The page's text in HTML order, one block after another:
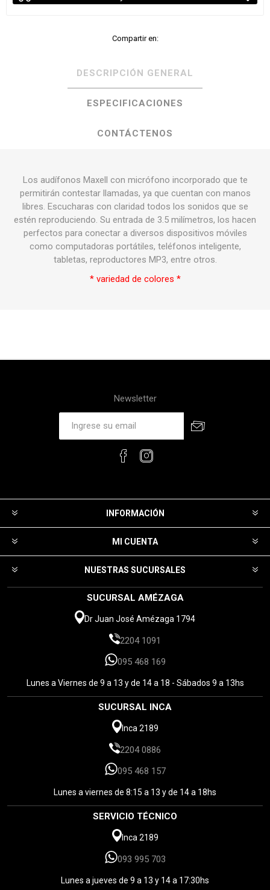
Compartir en:
DESCRIPCIÓN GENERAL
ESPECIFICACIONES
CONTÁCTENOS
Los audífonos Maxell con micrófono incorporado que te
permitirán contestar llamadas, ya que cuentan con manos
libres. Escucharas con claridad todos los sonidos que se
estén reproduciendo. Su entrada de 3.5 milímetros, los hacen
perfectos para conectar a diversos dispositivos móviles
como computadoras portátiles, teléfonos inteligente,
tabletas, reproductores MP3, entre otros.
* variedad de colores *
Newsletter
INFORMACIÓN
MI CUENTA
NUESTRAS SUCURSALES
SUCURSAL AMÉZAGA
Dr Juan José Amézaga 1794
2204 1091
095 468 169
Lunes a Viernes de 9 a 13 y de 14 a 18 - Sábados 9 a 13hs
SUCURSAL INCA
Inca 2189
2204 0886
095 468 157
Lunes a viernes de 8:15 a 13 y de 14 a 18hs
SERVICIO TÉCNICO
Inca 2189
093 995 703
Lunes a jueves de 9 a 13 y 14 a 17:30hs